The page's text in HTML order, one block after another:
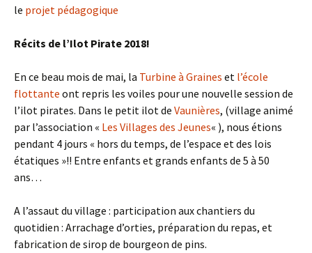
le projet pédagogique
Récits de l’Ilot Pirate 2018!
En ce beau mois de mai, la Turbine à Graines et l’école
flottante ont repris les voiles pour une nouvelle session de
l’ilot pirates. Dans le petit ilot de Vaunières, (village animé
par l’association « Les Villages des Jeunes« ), nous étions
pendant 4 jours « hors du temps, de l’espace et des lois
étatiques »!! Entre enfants et grands enfants de 5 à 50
ans…
A l’assaut du village : participation aux chantiers du
quotidien : Arrachage d’orties, préparation du repas, et
fabrication de sirop de bourgeon de pins.